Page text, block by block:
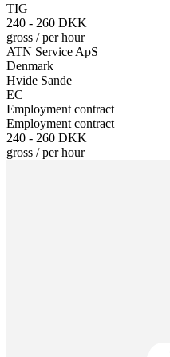
TIG
240 - 260 DKK
gross /per hour
ATN Service ApS
Denmark
Hvide Sande
EC
Employment contract
Employment contract
240 - 260 DKK
gross /per hour